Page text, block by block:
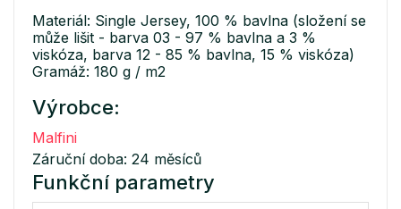
Materiál: Single Jersey, 100 % bavlna (složení se
může lišit - barva 03 - 97 % bavlna a 3 %
viskóza, barva 12 - 85 % bavlna, 15 % viskóza)
Gramáž: 180 g / m2
Výrobce:
Malfini
Záruční doba: 24 měsíců
Funkční parametry